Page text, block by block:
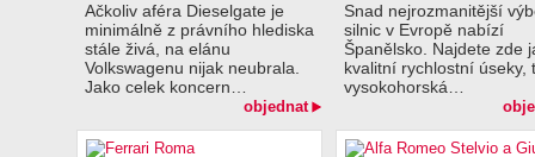
Ačkoliv aféra Dieselgate je
minimálně z právního hlediska
stále živá, na elánu
Volkswagenu nijak neubrala.
Jako celek koncern…
objednat
Snad nejrozmanitější
silnic v Evropě nabízí
Španělsko. Najdete zde
kvalitní rychlostní úseky,
vysokohorská…